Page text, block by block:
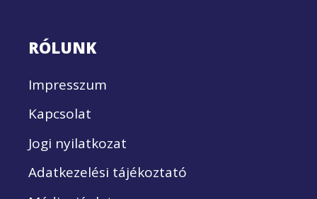
RÓLUNK
Impresszum
Kapcsolat
Jogi nyilatkozat
Adatkezelési tájékoztató